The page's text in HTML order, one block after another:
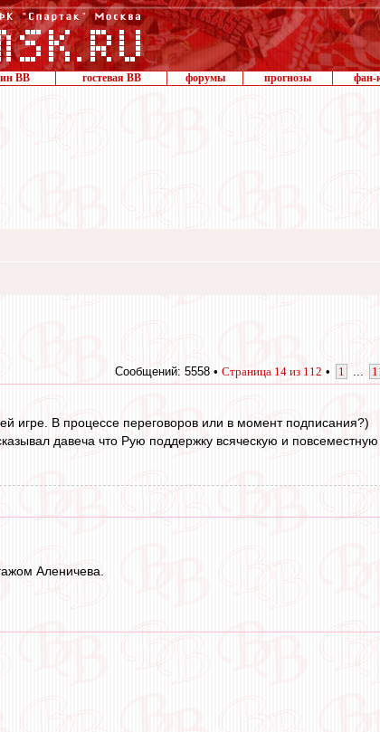
ВВ гостевая ВВ форумы прогнозы фан-
Сообщений: 5558 • Страница 14 из 112 • 1
игре. В процессе переговоров или в момент подписания?)
давеча что Рую поддержку всяческую и
Аленичева.